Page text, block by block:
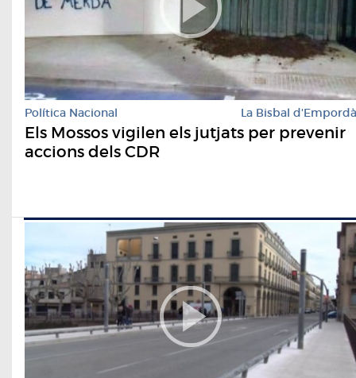
Política Nacional La Bisbal d'Empordà
Els Mossos vigilen els jutjats per prevenir
accions dels CDR